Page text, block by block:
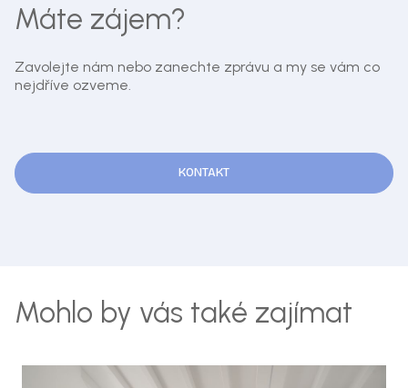
Máte zájem?
Zavolejte nám nebo zanechte zprávu a my se vám co
nejdříve ozveme.
KONTAKT
Mohlo by vás také zajímat